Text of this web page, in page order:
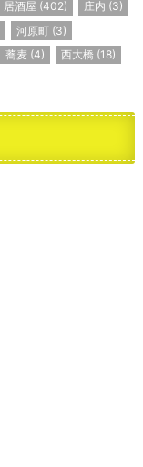
居酒屋 (402) 庄内 (3)
河原町 (3)
蕎麦(4) 西大橋 (18)